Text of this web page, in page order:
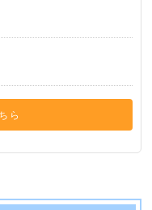
ら